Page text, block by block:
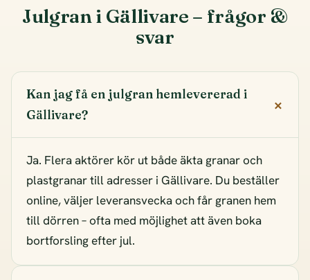
Julgran i Gällivare – frågor &
svar
Kan jag få en julgran hemlevererad i
Gällivare?
Ja. Flera aktörer kör ut både äkta granar och
plastgranar till adresser i Gällivare. Du beställer
online, väljer leveransvecka och får granen hem
till dörren – ofta med möjlighet att även boka
bortforsling efter jul.